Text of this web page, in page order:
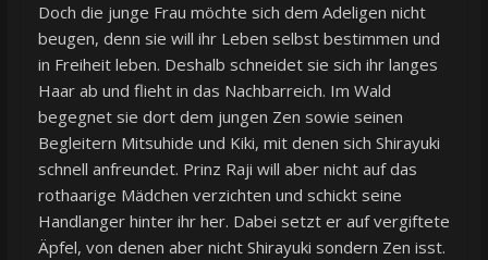
Doch die junge Frau möchte sich dem Adeligen nicht
beugen, denn sie will ihr Leben selbst bestimmen und
in Freiheit leben. Deshalb schneidet sie sich ihr langes
Haar ab und flieht in das Nachbarreich. Im Wald
begegnet sie dort dem jungen Zen sowie seinen
Begleitern Mitsuhide und Kiki, mit denen sich Shirayuki
schnell anfreundet. Prinz Raji will aber nicht auf das
rothaarige Mädchen verzichten und schickt seine
Handlanger hinter ihr her. Dabei setzt er auf vergiftete
Äpfel, von denen aber nicht Shirayuki sondern Zen isst.